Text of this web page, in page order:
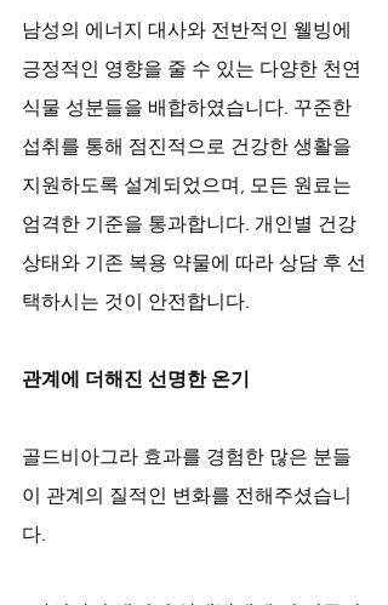
남성의 에너지 대사와 전반적인 웰빙에
긍정적인 영향을 줄 수 있는 다양한 천연
식물 성분들을 배합하였습니다. 꾸준한
섭취를 통해 점진적으로 건강한 생활을
지원하도록 설계되었으며, 모든 원료는
엄격한 기준을 통과합니다. 개인별 건강
상태와 기존 복용 약물에 따라 상담 후 선
택하시는 것이 안전합니다.
관계에 더해진 선명한 온기
골드비아그라 효과를 경험한 많은 분들
이 관계의 질적인 변화를 전해주셨습니
다.